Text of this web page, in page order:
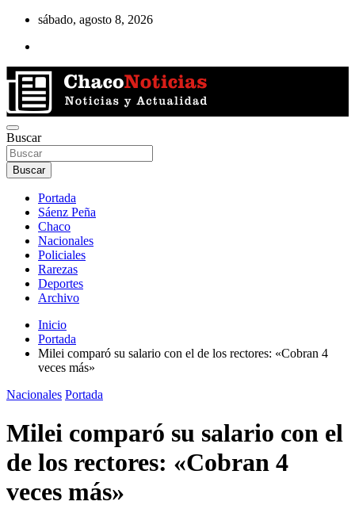
Saltar
contenido
sábado, agosto 8, 2026
Chaco Noticias
Noticias de la región del Chaco
Buscar
Buscar
Portada
Sáenz Peña
Chaco
Nacionales
Policiales
Rarezas
Deportes
Archivo
Inicio
Portada
Milei comparó su salario con el de los rectores: «Cobran 4
veces más»
Nacionales Portada
Milei comparó su salario con el
de los rectores: «Cobran 4
veces más»